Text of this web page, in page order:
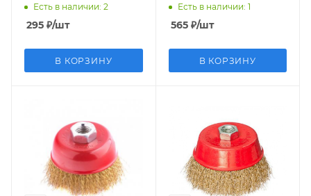
Есть в наличии: 2
295 ₽/шт
В КОРЗИНУ
Есть в наличии: 1
565₽/шт
В КОРЗИНУ